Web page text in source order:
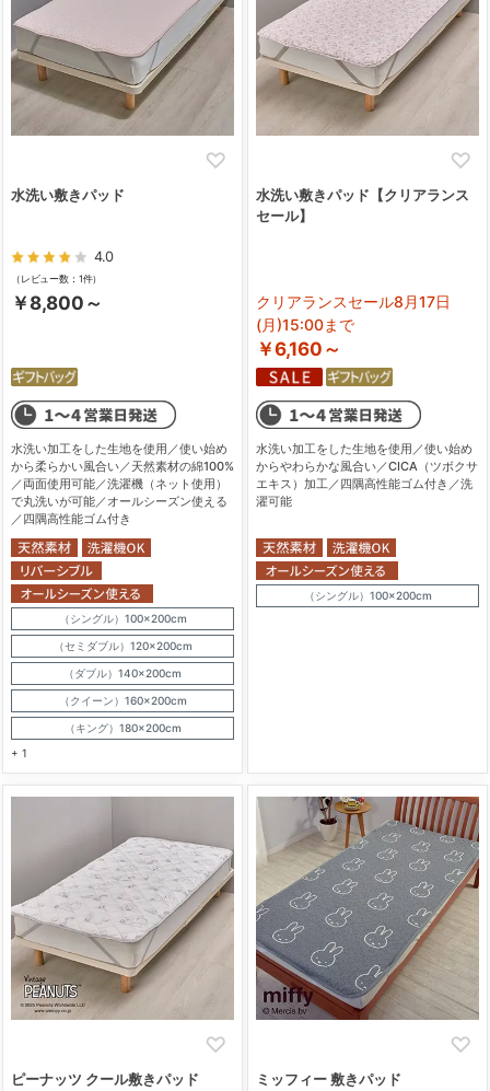
水洗い敷きパッド
4.0
（レビュー数：1件）
￥8,800～
水洗い加工をした生地を使用／使い始め
から柔らかい風合い／天然素材の綿100%
／両面使用可能／洗濯機（ネット使用）
で丸洗いが可能／オールシーズン使える
／四隅高性能ゴム付き
（シングル）100×200cm
（セミダブル）120×200cm
（ダブル）140×200cm
（クイーン）160×200cm
（キング）180×200cm
+ 1
水洗い敷きパッド【クリアランス
セール】
クリアランスセール8月17日
(月)15:00まで
￥6,160～
水洗い加工をした生地を使用／使い始め
からやわらかな風合い／CICA（ツボクサ
エキス）加工／四隅高性能ゴム付き／洗
濯可能
（シングル）100×200cm
ピーナッツ クール敷きパッド
ミッフィー 敷きパッド